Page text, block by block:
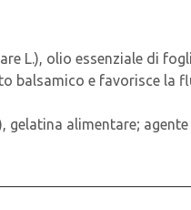
L.), olio essenziale di
balsamico e favorisce la
gelatina alimentare;